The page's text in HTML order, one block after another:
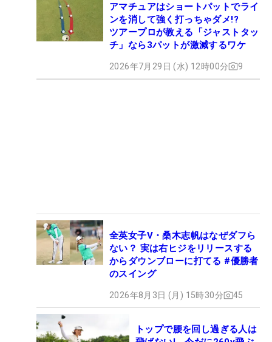
アマチュアはショートパットでライ
ンを消して強く打っちゃダメ!?
ツアープロが教える「ジャストタッ
チ」なら3パットが激減するワケ
2026年7月29日 (水) 12時00分 9
全英女子V・桑木志帆はなぜダフら
ない？ 実は右ヒジをリリースする
からダウンブローに打てる #優勝者
のスイング
2026年8月3日 (月) 15時30分 45
トップで腰を回し過ぎる人は